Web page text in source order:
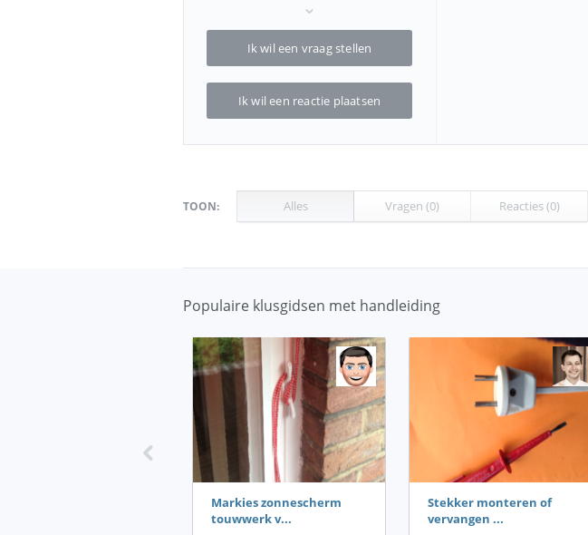
Ik wil een vraag stellen
Ik wil een reactie plaatsen
TOON: Alles Vragen (0) Reacties (0)
Populaire klusgidsen met handleiding
Markies zonnescherm
touwwerk v...
Stekker monteren of
vervangen ...